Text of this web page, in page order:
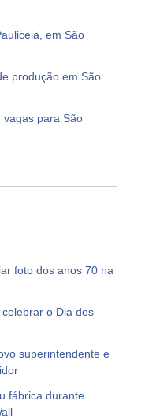
em São
produção em São
vagas para São
foto dos anos 70 na
o Dia dos
superintendente e
fábrica durante